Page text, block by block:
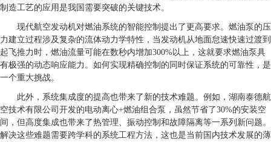
制造工艺的应用是我国需要突破的关键技术。
现代航空发动机对燃油系统的智能控制提出了更高要求。燃油泵的压
力建立过程涉及复杂的流体动力学特性，当发动机从地面怠速快速过渡到
起飞推力时，燃油流量可能在数秒内增加300%以上，这就要求燃油泵具
有极强的动态响应能力。如何实现精确控制的同时保证系统的可靠性，是
一个重大挑战。
此外，系统集成度的提高也带来了新的技术难题。例如，湖南泰德航
空技术有限公司开发的电动离心+燃油组合泵，虽然节省了30%的安装空
间，但高度集成也带来了热管理、振动控制和故障隔离等一系列新问题。
解决这些难题需要跨学科的系统工程方法，这也是当前国内技术发展的薄